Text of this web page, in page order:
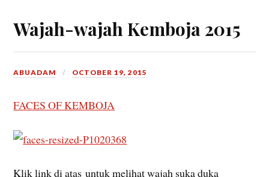
Wajah-wajah Kemboja 2015
ABUADAM OCTOBER 19, 2015
FACES OF KEMBOJA
Klik link di atas untuk melihat wajah suka duka